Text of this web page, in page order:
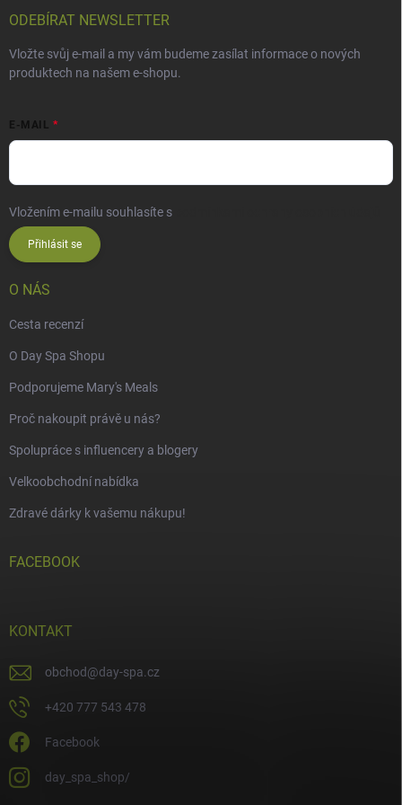
ODEBÍRAT NEWSLETTER
Vložte svůj e-mail a my vám budeme zasílat informace o nových
produktech na našem e-shopu.
E-MAIL
Vložením e-mailu souhlasíte s
Přihlásit se
O NÁS
Cesta recenzí
O Day Spa Shopu
Podporujeme Mary's Meals
Proč nakoupit právě u nás?
Spolupráce s influencery a blogery
Velkoobchodní nabídka
Zdravé dárky k vašemu nákupu!
FACEBOOK
KONTAKT
obchod@day-spa.cz
+420 777 543 478
Facebook
day_spa_shop/